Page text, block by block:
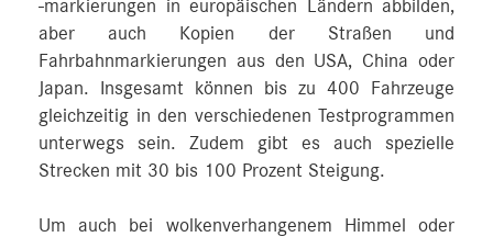
-markierungen in europäischen Ländern abbilden,
aber auch Kopien der Straßen und
Fahrbahnmarkierungen aus den USA, China oder
Japan. Insgesamt können bis zu 400 Fahrzeuge
gleichzeitig in den verschiedenen Testprogrammen
unterwegs sein. Zudem gibt es auch spezielle
Strecken mit 30 bis 100 Prozent Steigung.
Um auch bei wolkenverhangenem Himmel oder